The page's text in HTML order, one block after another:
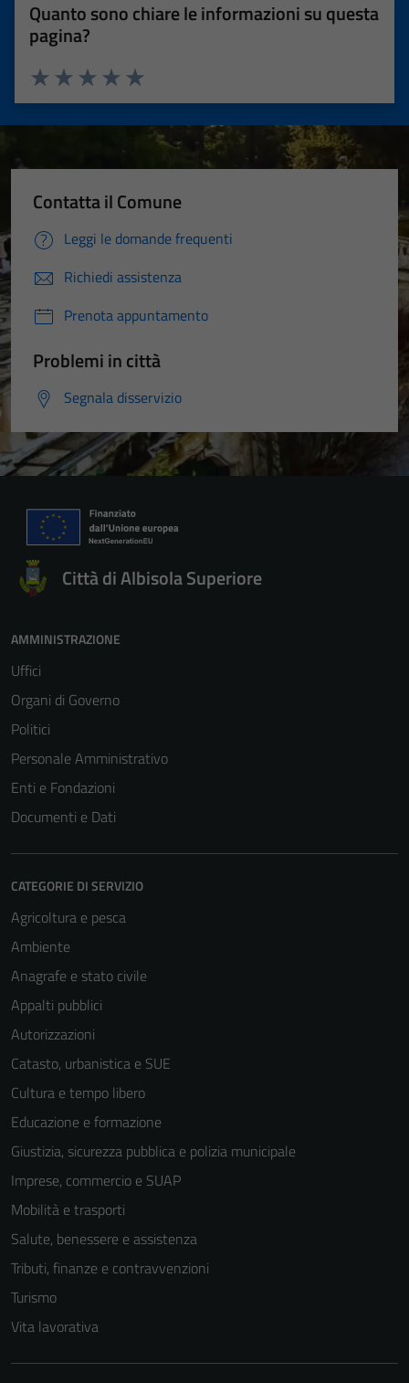
Quanto sono chiare le informazioni su questa
pagina?
Valuta 5 stelle su 5
Valuta 4 stelle su 5
Valuta 3 stelle su 5
Valuta 2 stelle su 5
Valuta 1 stelle su 5
Contatta il Comune
Leggi le domande frequenti
Richiedi assistenza
Prenota appuntamento
Problemi in città
Segnala disservizio
Città di Albisola Superiore
AMMINISTRAZIONE
Uffici
Organi di Governo
Politici
Personale Amministrativo
Enti e Fondazioni
Documenti e Dati
CATEGORIE DI SERVIZIO
Agricoltura e pesca
Ambiente
Anagrafe e stato civile
Appalti pubblici
Autorizzazioni
Catasto, urbanistica e SUE
Cultura e tempo libero
Educazione e formazione
Giustizia, sicurezza pubblica e polizia municipale
Imprese, commercio e SUAP
Mobilità e trasporti
Salute, benessere e assistenza
Tributi, finanze e contravvenzioni
Turismo
Vita lavorativa
funzionamento